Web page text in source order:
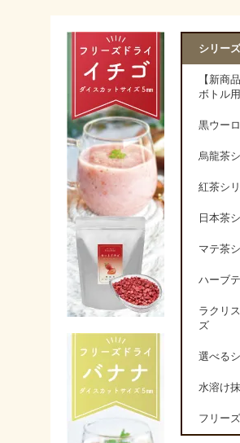
シリー
【新商
ボトル
黒ウー
烏龍茶
紅茶シ
日本茶
マテ茶
ハーブ
ラクリ
ズ
選べる
水溶け
フリー